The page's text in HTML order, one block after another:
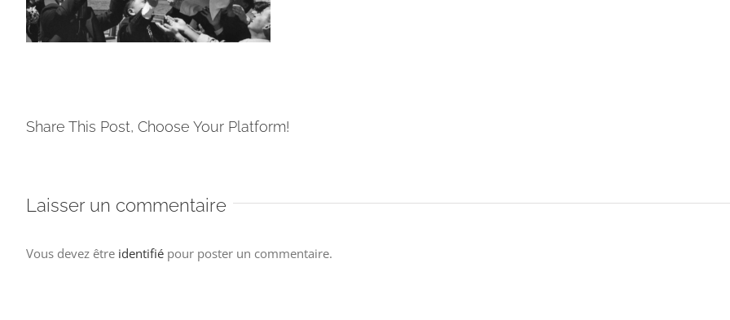
Share This Post, Choose Your Platform!
Laisser un commentaire
Vous devez être identifié pour poster un commentaire.